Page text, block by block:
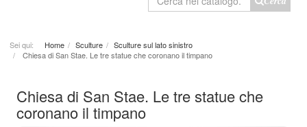
nel
Sei qui: Home Sculture
Sculture sul lato sinistro
Chiesa di San Stae. Le tre statue che coronano il timpano
Chiesa di San Stae. Le tre statue che
coronano il timpano